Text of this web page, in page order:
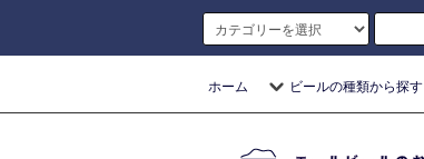
ホーム ビールの種類から探す